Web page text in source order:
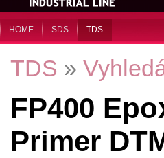
HOME SDS TDS
TDS »
FP400
Primer